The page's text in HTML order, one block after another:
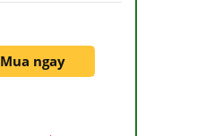
Mua ngay